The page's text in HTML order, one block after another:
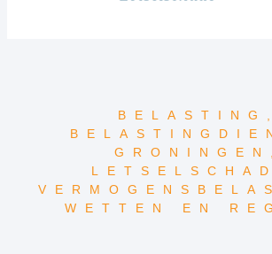
BELASTING
GRONINGEN
WETTEN EN